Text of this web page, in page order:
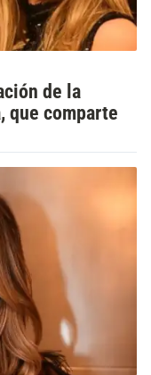
de la
que comparte